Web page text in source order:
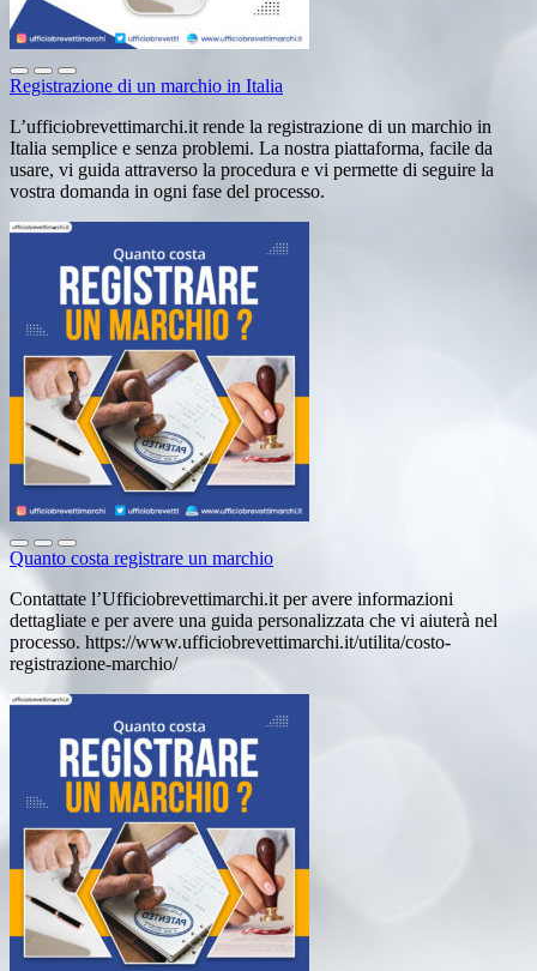
Registrazione di un marchio in Italia
L’ufficiobrevettimarchi.it rende la registrazione di un marchio in
Italia semplice e senza problemi. La nostra piattaforma, facile da
usare, vi guida attraverso la procedura e vi permette di seguire la
vostra domanda in ogni fase del processo.
Quanto costa registrare un marchio
Contattate l’Ufficiobrevettimarchi.it per avere informazioni
dettagliate e per avere una guida personalizzata che vi aiuterà nel
processo. https://www.ufficiobrevettimarchi.it/utilita/costo-
registrazione-marchio/